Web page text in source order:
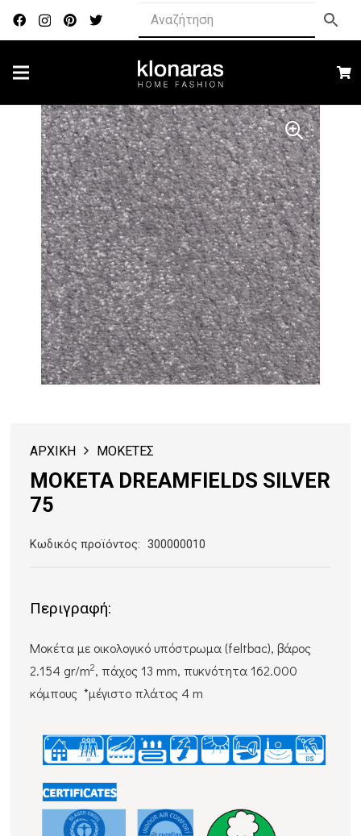
ΑΡΧΙΚΗ ΜΟΚΕΤΕΣ
ΜΟΚΕΤΑ DREAMFIELDS SILVER
75
Κωδικός προϊόντος: 300000010
Περιγραφή:
Μοκέτα με οικολογικό υπόστρωμα (feltbac), βάρος
2.154 gr/m2, πάχος 13 mm, πυκνότητα 162.000
κόμπους *μέγιστο πλάτος 4 m